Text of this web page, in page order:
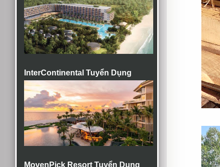
InterContinental Tuyển Dụng
MovenPick Resort Tuyển Dụng